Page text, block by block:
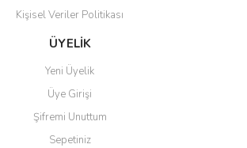
Gönder
Kişisel Veriler Politikası
ÜYELİK
Yeni Üyelik
Üye Girişi
Şifremi Unuttum
Sepetiniz